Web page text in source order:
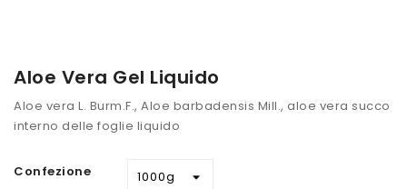
Aloe Vera Gel Liquido
Aloe vera L. Burm.F., Aloe barbadensis Mill., aloe vera succo
interno delle foglie liquido
Confezione